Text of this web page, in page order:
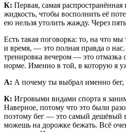
К: Первая, самая
жидкость, чтобы восполнить её
ею нельзя утолить жажду. Через
Есть такая поговорка: то, на что
и время, — это полная правда о
тренировка вечером — это
норме. Именно в той, в которую я
А: А почему ты выбрал именно
К: Игровыми видами спорта я
Наверное, потому что это были
поэтому бег — это самый дешёвый
можешь на дорожке бежать. Всё